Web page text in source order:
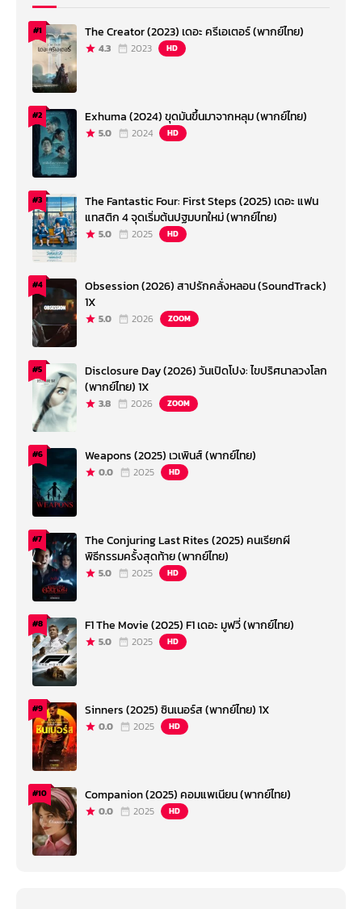
#1 The Creator (2023) เดอะ ครีเอเตอร์ (พากย์ไทย)
4.3 2023 HD
#2 Exhuma (2024) ขุดมันขึ้นมาจากหลุม (พากย์ไทย)
5.0 2024 HD
#3
The Fantastic Four: First Steps (2025) เดอะ แฟน
แทสติก 4 จุดเริ่มต้นปฐมบทใหม่ (พากย์ไทย)
5.0 2025 HD
#4
Obsession (2026) สาปรักคลั่งหลอน (SoundTrack)
1X
5.0 2026 ZOOM
#5
Disclosure Day (2026) วันเปิดโปง: ไขปริศนาลวงโลก
(พากย์ไทย) 1X
3.8 2026 ZOOM
#6 Weapons (2025) เวเพินส์ (พากย์ไทย)
0.0 2025 HD
#7
The Conjuring Last Rites (2025) คนเรียกผี
พิธีกรรมครั้งสุดท้าย (พากย์ไทย)
5.0 2025 HD
#8 F1 The Movie (2025) F1 เดอะ มูฟวี่ (พากย์ไทย)
5.0 2025 HD
#9 Sinners (2025) ซินเนอร์ส (พากย์ไทย) 1X
0.0 2025 HD
#10 Companion (2025) คอมแพเนียน (พากย์ไทย)
0.0 2025 HD